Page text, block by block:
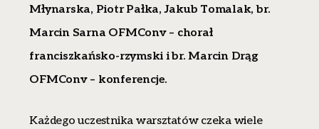
Młynarska, Piotr Pałka, Jakub Tomalak, br.
Marcin Sarna OFMConv – chorał
franciszkańsko-rzymski i br. Marcin Drąg
OFMConv – konferencje.
Każdego uczestnika warsztatów czeka wiele